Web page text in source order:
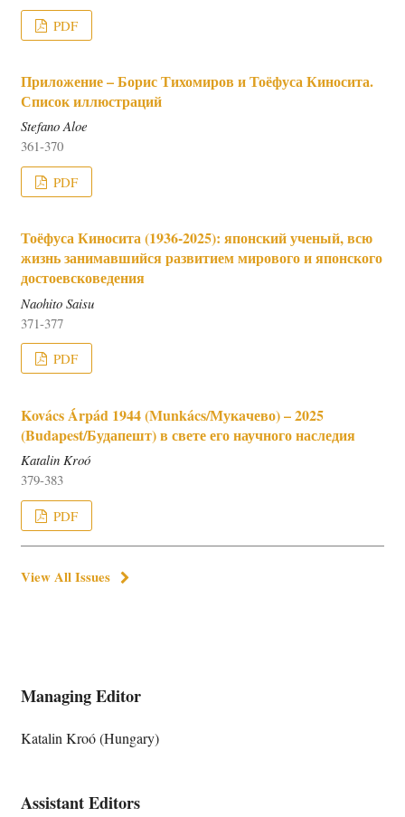
PDF
Приложение – Борис Тихомиров и Тоёфуса Киносита.
Список иллюстраций
Stefano Aloe
361-370
PDF
Тоёфуса Киносита (1936-2025): японский ученый, всю
жизнь занимавшийся развитием мирового и японского
достоевсковедения
Naohito Saisu
371-377
PDF
Kovács Árpád 1944 (Munkács/Мукaчево) – 2025
(Budapest/Будапешт) в свете его научного наследия
Katalin Kroó
379-383
PDF
View All Issues
Managing Editor
Katalin Kroó (Hungary)
Assistant Editors